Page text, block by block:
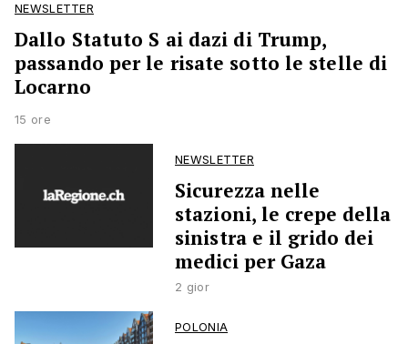
NEWSLETTER
Dallo Statuto S ai dazi di Trump,
passando per le risate sotto le stelle di
Locarno
15 ore
NEWSLETTER
Sicurezza nelle
stazioni, le crepe della
sinistra e il grido dei
medici per Gaza
2 gior
POLONIA